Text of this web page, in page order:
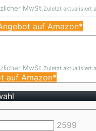
MwSt.Zuletzt aktualisiert
auf Amazon*
MwSt.Zuletzt aktualisiert
auf Amazon*
2599